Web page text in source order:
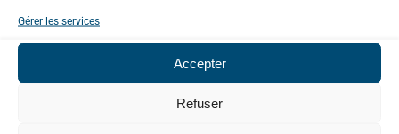
Gérer les services
Accepter
Refuser
EN SAVOIR PLUS